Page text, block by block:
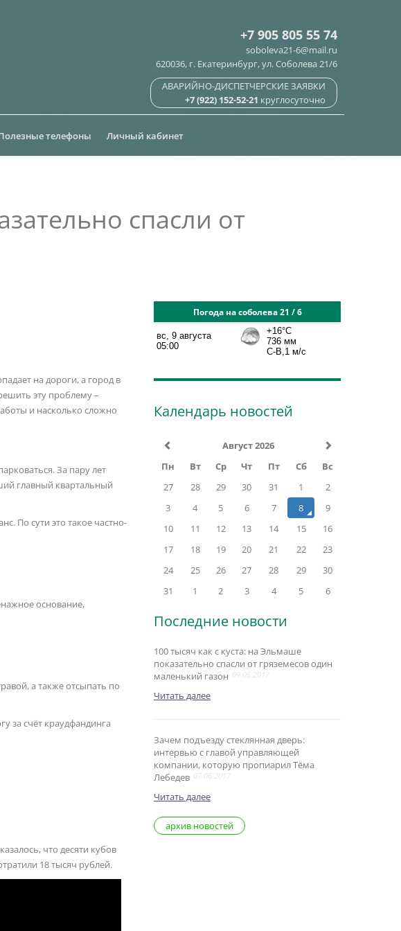
+7 905 805 55 74
soboleva21-6@mail.ru
620036, г. Екатеринбург, ул. Соболева 21/6
АВАРИЙНО-ДИСПЕТЧЕРСКИЕ ЗАЯВКИ
+7 (922) 152-52-21 круглосуточно
телефоны Личный кабинет
спасли от
на дороги, а город в
эту проблему –
и насколько сложно
За пару лет
главный квартальный
По сути это такое частно-
основание,
а также отсыпать по
за счёт краудфандинга
что десяти кубов
18 тысяч рублей.
Погода на соболева 21 / 6
Календарь новостей
Август 2026
Пн
Вт Ср Чт Пт Сб
Вс
27
28 29 30 31 1
2
3
4 5 6 7 8
9
10
11 12 13 14 15
16
17
18 19 20 21 22
23
24
25 26 27 28 29
30
31
1 2 3 4 5 6
Последние новости
100 тысяч как с куста: на Эльмаше
показательно спасли от гряземесов один
маленький газон
09.06.2017
Читать далее
Зачем подъезду стеклянная дверь:
интервью с главой управляющей
компании, которую пропиарил Тёма
Лебедев
07.06.2017
Читать далее
архив новостей